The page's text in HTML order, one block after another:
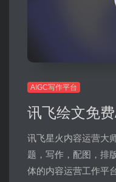
AIGC写作平台
讯飞绘文免
讯飞星火内容运营大
题，写作，配图，排
体的内容运营工作平台